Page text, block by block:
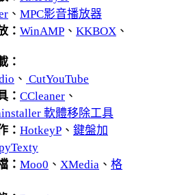
、 MPC影音播放器
： WinAMP 、 KKBOX 、
：
、 CutYouTube
： CCleaner 、
軟體移除工具
： HotkeyP 、 鍵盤加
： Moo0 、 XMedia 、 格